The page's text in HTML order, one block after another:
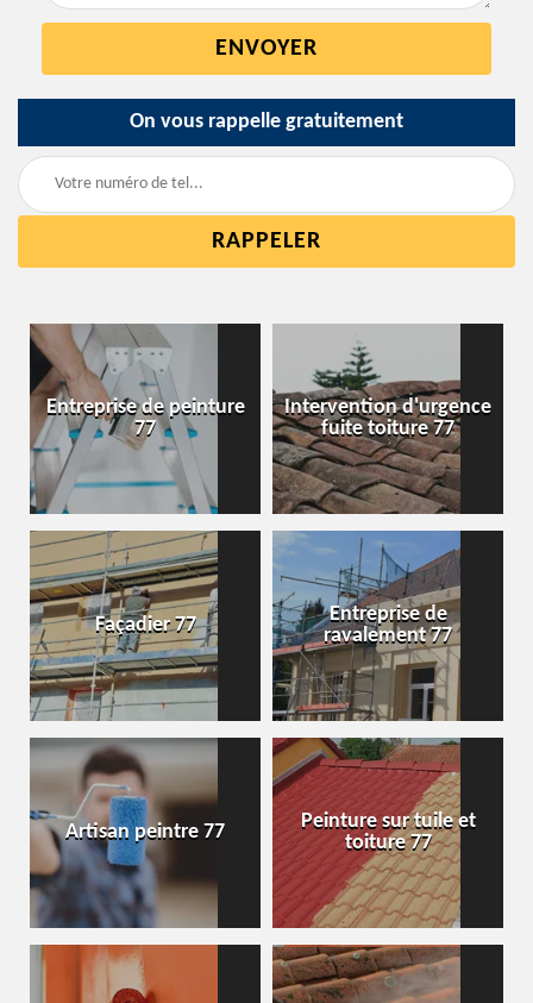
On vous rappelle gratuitement
Entreprise de peinture
77
Intervention d'urgence
fuite toiture 77
Façadier 77
Entreprise de
ravalement 77
Artisan peintre 77
Peinture sur tuile et
toiture 77